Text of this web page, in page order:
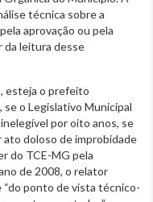
técnica sobre a
aprovação ou pela
da leitura desse
esteja o prefeito
o Legislativo Municipal
por oito anos, se
doloso de improbidade
do TCE-MG pela
de 2008, o relator
ponto de vista técnico-